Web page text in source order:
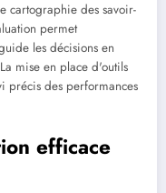
cartographie des savoir-
permet
les décisions en
mise en place d'outils
précis des performances
efficace